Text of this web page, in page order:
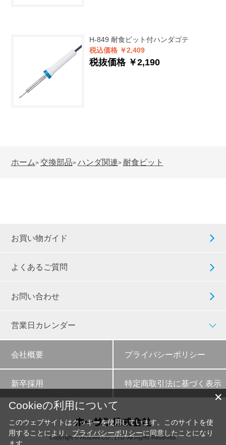
H-849 耐食ビット付ハンダゴテ
税込価格 ￥2,409
税抜価格 ￥2,190
ホーム> 交換部品> ハンダ関連> 耐食ビット
お買い物ガイド
よくあるご質問
お問い合わせ
営業日カレンダー
会社概要 プライバシーポリシー
新卒採用 特定商取引法に基づく表示
Copyright © HOZAN CO., LTD. All Rights Reserved.
✕
Cookieの利用について
このウェブサイトはクッキーを使用しています。このサイトを使
用することにより、 プライバシーポリシーに同意したことになり